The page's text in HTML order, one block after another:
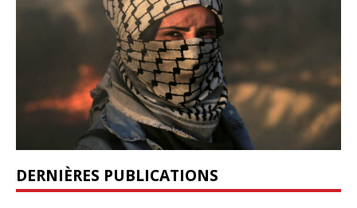
DERNIÈRES PUBLICATIONS